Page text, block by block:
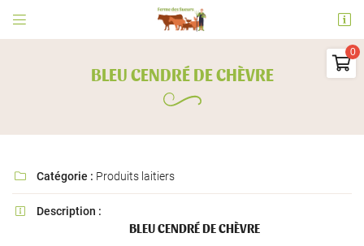
 
06 73 09 31 63

BLEU CENDRÉ DE CHÈVRE
 Catégorie : Produits laitiers
 Description :
BLEU CENDRÉ DE CHÈVRE